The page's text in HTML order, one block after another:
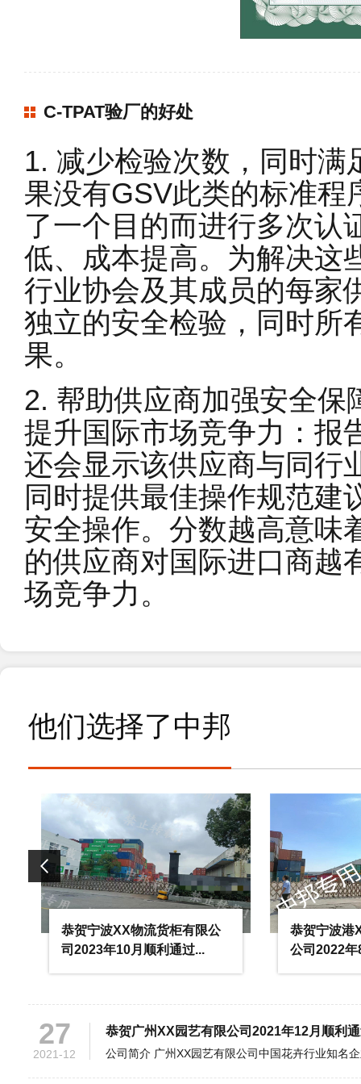
C-TPAT验厂的好处
1. 减少检验次数，同时满
果没有GSV此类的标准程
了一个目的而进行多次认
低、成本提高。为解决这
行业协会及其成员的每家
独立的安全检验，同时所
果。
2. 帮助供应商加强安全保
提升国际市场竞争力：报
还会显示该供应商与同行
同时提供最佳操作规范建
安全操作。分数越高意味
的供应商对国际进口商越
场竞争力。
他们选择了中邦
恭贺宁波XX物流货柜有限公
司2023年10月顺利通过...
恭贺宁波港
公司2022年8
19
2025-05
恭贺天津XX冷链仓储有限公司2025年5月顺
2024-11
25
2023-10
恭贺宁波XX物流货柜有限公司2023年10月
16
2022-08
恭贺宁波港XX物流货柜有限公司2022年8月
28
2021-12
恭贺如皋市XX纺织品有限公司2021年12月
02